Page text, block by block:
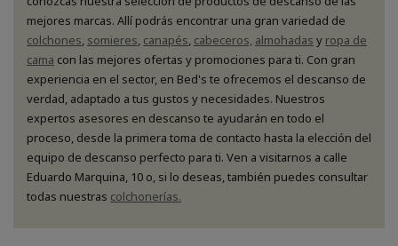
mejores marcas. Allí podrás encontrar una gran variedad de
colchones, somieres, canapés, cabeceros, almohadas y ropa de
cama con las mejores ofertas y promociones para ti. Con gran
experiencia en el sector, en Bed's te ofrecemos el descanso de
verdad, adaptado a tus gustos y necesidades. Nuestros
expertos asesores en descanso te ayudarán en todo el
proceso, desde la primera toma de contacto hasta la elección del
equipo de descanso perfecto para ti. Ven a visitarnos a calle
Eduardo Marquina, 10 o, si lo deseas, también puedes consultar
todas nuestras colchonerías.